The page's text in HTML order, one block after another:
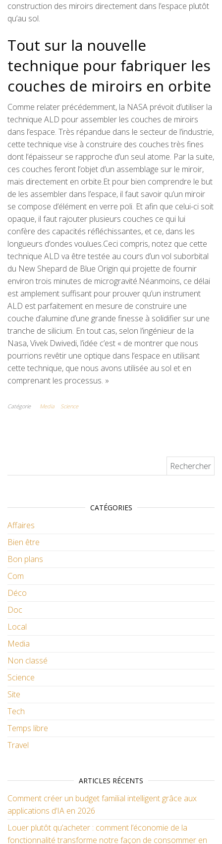
construction des miroirs directement dans l’espace plutôt
qu’au sol.
Tout sur la nouvelle
technique pour fabriquer les
couches de miroirs en orbite
Comme relater précédemment, la NASA prévoit d’utiliser la
technique ALD pour assembler les couches de miroirs
dans l’espace. Très répandue dans le secteur de l’industrie,
cette technique vise à construire des couches très fines
dont l’épaisseur se rapproche d’un seul atome. Par la suite,
ces couches feront l’objet d’un assemblage sur le miroir,
mais directement en orbite.Et pour bien comprendre le but
de les assembler dans l’espace, il faut savoir qu’un miroir
se compose d’élément en verre poli. Et afin que celui-ci soit
opaque, il faut rajouter plusieurs couches ce qui lui
confère des capacités réfléchissantes, et ce, dans les
longueurs d’ondes voulues.Ceci compris, notez que cette
technique ALD va être testée au cours d’un vol suborbital
du New Shepard de Blue Origin qui projette de fournir
environ trois minutes de microgravité.Néanmoins, ce délai
est amplement suffisant pour prouver qu’un instrument
ALD est parfaitement en mesure de construire une
couche d’alumine d’une grande finesse à solidifier sur une
tranche de silicium. En tout cas, selon l’ingénieur de la
Nasa, Vivek Dwivedi, l’idée c’est « de montrer que nous
pourrions revêtir une optique dans l’espace en utilisant
cette technique, que nous avons utilisée au sol et en
comprenant les processus. »
Catégorie Media Science
CATÉGORIES
Affaires
Bien être
Bon plans
Com
Déco
Doc
Local
Media
Non classé
Science
Site
Tech
Temps libre
Travel
ARTICLES RÉCENTS
Comment créer un budget familial intelligent grâce aux
applications d’IA en 2026
Louer plutôt qu’acheter : comment l’économie de la
fonctionnalité transforme notre façon de consommer en